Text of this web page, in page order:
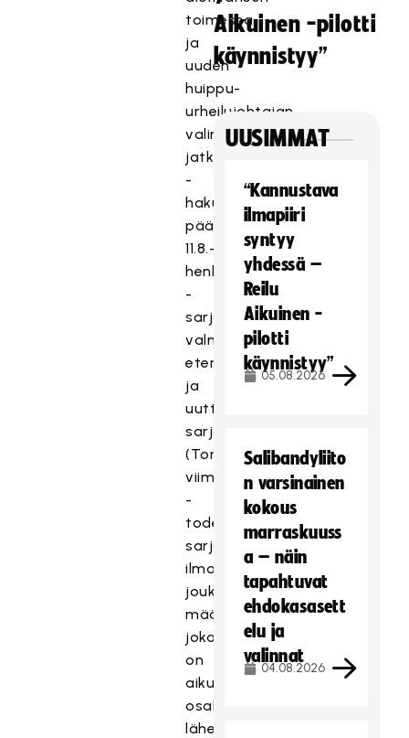
toimessa
ja
uuden
huippu-
urheilujohtajan
valintaprosessin
jatkuminen
-
hakuajan
päätyttyä
11.8.-
henkilöhaastatteluin
-
sarjakauden
valmistelut
etenevät
ja
uutta
sarjanhallintajärjestelmää
(TorneoPal)
viimeistellään
-
todettiin
sarjaan
ilmoittautuneiden
joukkueiden
määrä,
joka
on
aikuisten
osalta
lähes
Aikuinen -pilotti
käynnistyy”
UUSIMMAT
“Kannustava
ilmapiiri
syntyy
yhdessä –
Reilu
Aikuinen -
pilotti
käynnistyy”
05.08.2026
Salibandyliito
n varsinainen
kokous
marraskuuss
a – näin
tapahtuvat
ehdokasasett
elu ja
valinnat
04.08.2026